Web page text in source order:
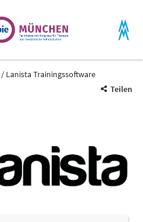
Lanista Trainingssoftware
Teilen